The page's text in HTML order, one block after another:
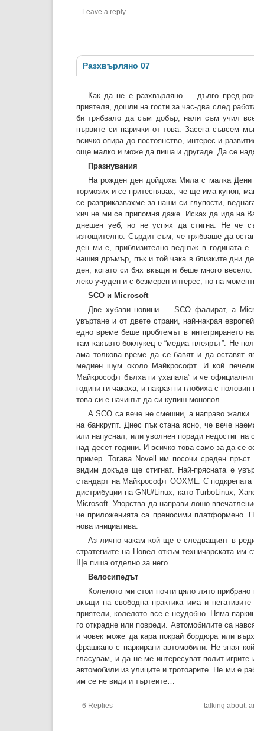
Leave a reply
Разхвърляно 07
Как да не е разхвърляно — дълго пред-
приятеля, дошли на гости за час-два след
би трябвало да съм добър, нали съм учил
първите си парички от това. Засега съвсем
всичко опира до постоянство, интерес и
още малко и може да пиша и другаде. Да се
Празнувания
На рожден ден дойдоха Мила с малка
тормозих и се притеснявах, че ще има купон,
се разприказвахме за наши си глупости,
хич не ми се припомня даже. Исках да ида на
днешен уеб, но не успях да стигна. Не че
изтощително. Сърдит съм, че трябваше да
ден ми е, приблизително веднъж в годината
нашия дръмър, пък и той чака в близките дни
ден, когато си бях вкъщи и беше много
леко учуден и с безмерен интерес, но на
SCO и Microsoft
Две хубави новини — SCO фалират, а
увъртане и от двете страни, най-накрая
едно време беше проблемът в интегрирането
там какъвто боклукец е “медиа плеярът”. Не
ама толкова време да се бавят и да оставят
медиен шум около Майкрософт. И кой
Майкрософт бълха ги ухапала” и че
години ги чакаха, и накрая ги глобиха с
това си е начинът да си купиш монопол.
А SCO са вече не смешни, а направо жалки.
на банкрупт. Днес пък стана ясно, че вече
или напуснал, или уволнен поради недостиг
над десет години. И всичко това само за да се
пример. Тогава Novell им посочи среден
видим докъде ще стигнат. Най-прясната е
стандарт на Майкрософт OOXML. С
дистрибуции на GNU/Linux, като TurboLinux,
Microsoft. Упорства да направи лошо
че приложенията са преносими платформено.
нова инициатива.
Аз лично чакам кой ще е следващият в
стратегиите на Новел откъм техничарската
Ще пиша отделно за него.
Велосипедът
Колелото ми стои почти цяло лято
вкъщи на свободна практика има и
приятели, колелото все е неудобно. Няма
го открадне или повреди. Автомобилите са
и човек може да кара покрай бордюра или
фрашкано с паркирани автомобили. Не зная
гласувам, и да не ме интересуват полит-
автомобили из улиците и тротоарите. Не ми е
им се не види и търтеите…
6 Replies talking about: